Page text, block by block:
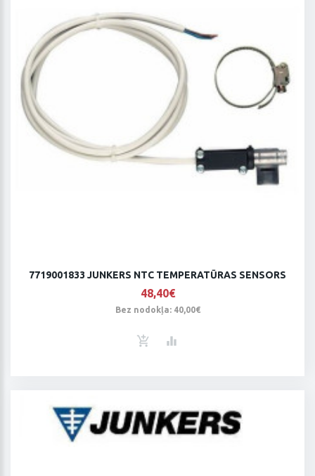
7719001833 JUNKERS NTC TEMPERATŪRAS SENSORS
48,40€
Bez nodokļa: 40,00€